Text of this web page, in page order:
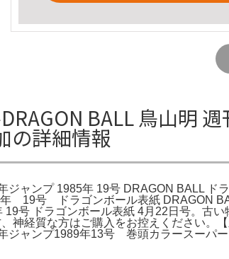
BALL 鳥山明
の詳細情報
ャンプ 1985年 19号 DRAGON BALL ド
19号 ドラゴンボール表紙 DRAGON
号 ドラゴンボール表紙 4月22日号。古
神経質な方はご購入をお控えください。
ジャンプ1989年13号 巻頭カラースーパー